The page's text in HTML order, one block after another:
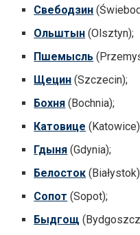
Свебодзин
Ольштын (Olsztyn);
Пшемысль
Щецин (Szczecin);
Бохня (Bochnia);
Катовице
Гдыня (Gdynia);
Белосток
Сопот (Sopot);
Быдгощ